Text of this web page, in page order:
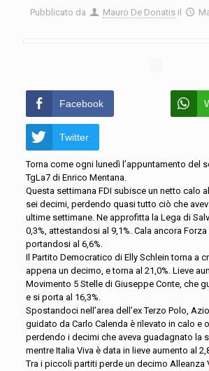
Pubblicato da Mauro De Donatis il
Facebook
Twitter
Torna come ogni lunedì l’appuntamento del
TgLa7 di Enrico Mentana.
Questa settimana FDI subisce un netto calo
sei decimi, perdendo quasi tutto ciò che
ultime settimane. Ne approfitta la Lega di
0,3%, attestandosi al 9,1%. Cala ancora
portandosi al 6,6%.
Il Partito Democratico di Elly Schlein torna a
appena un decimo, e torna al 21,0%. Lieve
Movimento 5 Stelle di Giuseppe Conte, che
e si porta al 16,3%.
Spostandoci nell’area dell’ex Terzo Polo,
guidato da Carlo Calenda è rilevato in calo e
perdendo i decimi che aveva guadagnato la
mentre Italia Viva è data in lieve aumento al
Tra i piccoli partiti perde un decimo Alleanza